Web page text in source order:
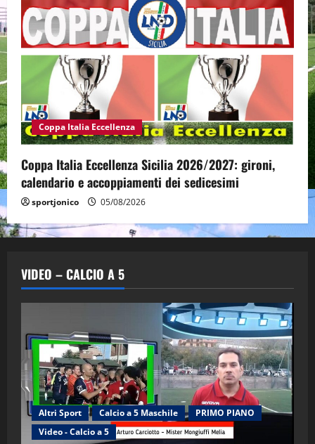
Coppa Italia Eccellenza
Coppa Italia Eccellenza Sicilia 2026/2027: gironi,
calendario e accoppiamenti dei sedicesimi
sportjonico 05/08/2026
VIDEO – CALCIO A 5
Altri Sport Calcio a 5 Maschile
PRIMO PIANO
Video - Calcio a 5